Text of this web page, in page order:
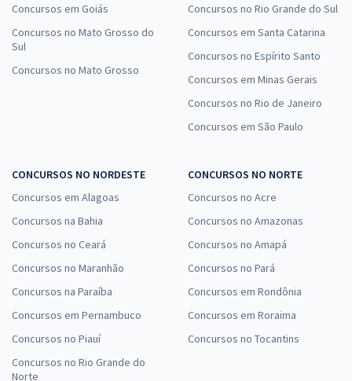
Concursos em Goiás
Concursos no Mato Grosso do
Sul
Concursos no Mato Grosso
Concursos no Rio Grande do Sul
Concursos em Santa Catarina
Concursos no Espírito Santo
Concursos em Minas Gerais
Concursos no Rio de Janeiro
Concursos em São Paulo
CONCURSOS NO NORDESTE
Concursos em Alagoas
Concursos na Bahia
Concursos no Ceará
Concursos no Maranhão
Concursos na Paraíba
Concursos em Pernambuco
Concursos no Piauí
Concursos no Rio Grande do
Norte
CONCURSOS NO NORTE
Concursos no Acre
Concursos no Amazonas
Concursos no Amapá
Concursos no Pará
Concursos em Rondônia
Concursos em Roraima
Concursos no Tocantins